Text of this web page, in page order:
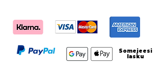
Somejeesi
lasku